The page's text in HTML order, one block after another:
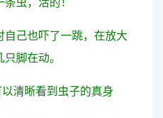
虫，活的！
己也吓了一跳，在放大
脚在动。
清晰看到虫子的真身